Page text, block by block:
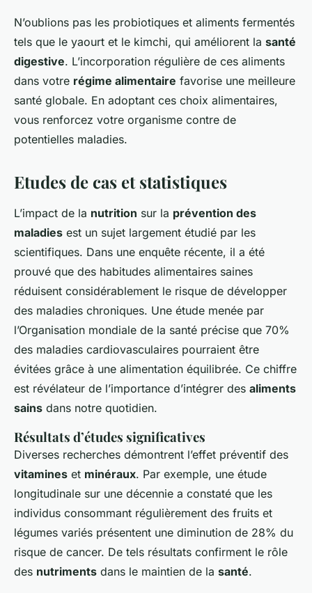
N’oublions pas les probiotiques et aliments fermentés
tels que le yaourt et le kimchi, qui améliorent la santé
digestive. L’incorporation régulière de ces aliments
dans votre régime alimentaire favorise une meilleure
santé globale. En adoptant ces choix alimentaires,
vous renforcez votre organisme contre de
potentielles maladies.
Etudes de cas et statistiques
L’impact de la nutrition sur la prévention des
maladies est un sujet largement étudié par les
scientifiques. Dans une enquête récente, il a été
prouvé que des habitudes alimentaires saines
réduisent considérablement le risque de développer
des maladies chroniques. Une étude menée par
l’Organisation mondiale de la santé précise que 70%
des maladies cardiovasculaires pourraient être
évitées grâce à une alimentation équilibrée. Ce chiffre
est révélateur de l’importance d’intégrer des aliments
sains dans notre quotidien.
Résultats d’études significatives
Diverses recherches démontrent l’effet préventif des
vitamines et minéraux. Par exemple, une étude
longitudinale sur une décennie a constaté que les
individus consommant régulièrement des fruits et
légumes variés présentent une diminution de 28% du
risque de cancer. De tels résultats confirment le rôle
des nutriments dans le maintien de la santé.